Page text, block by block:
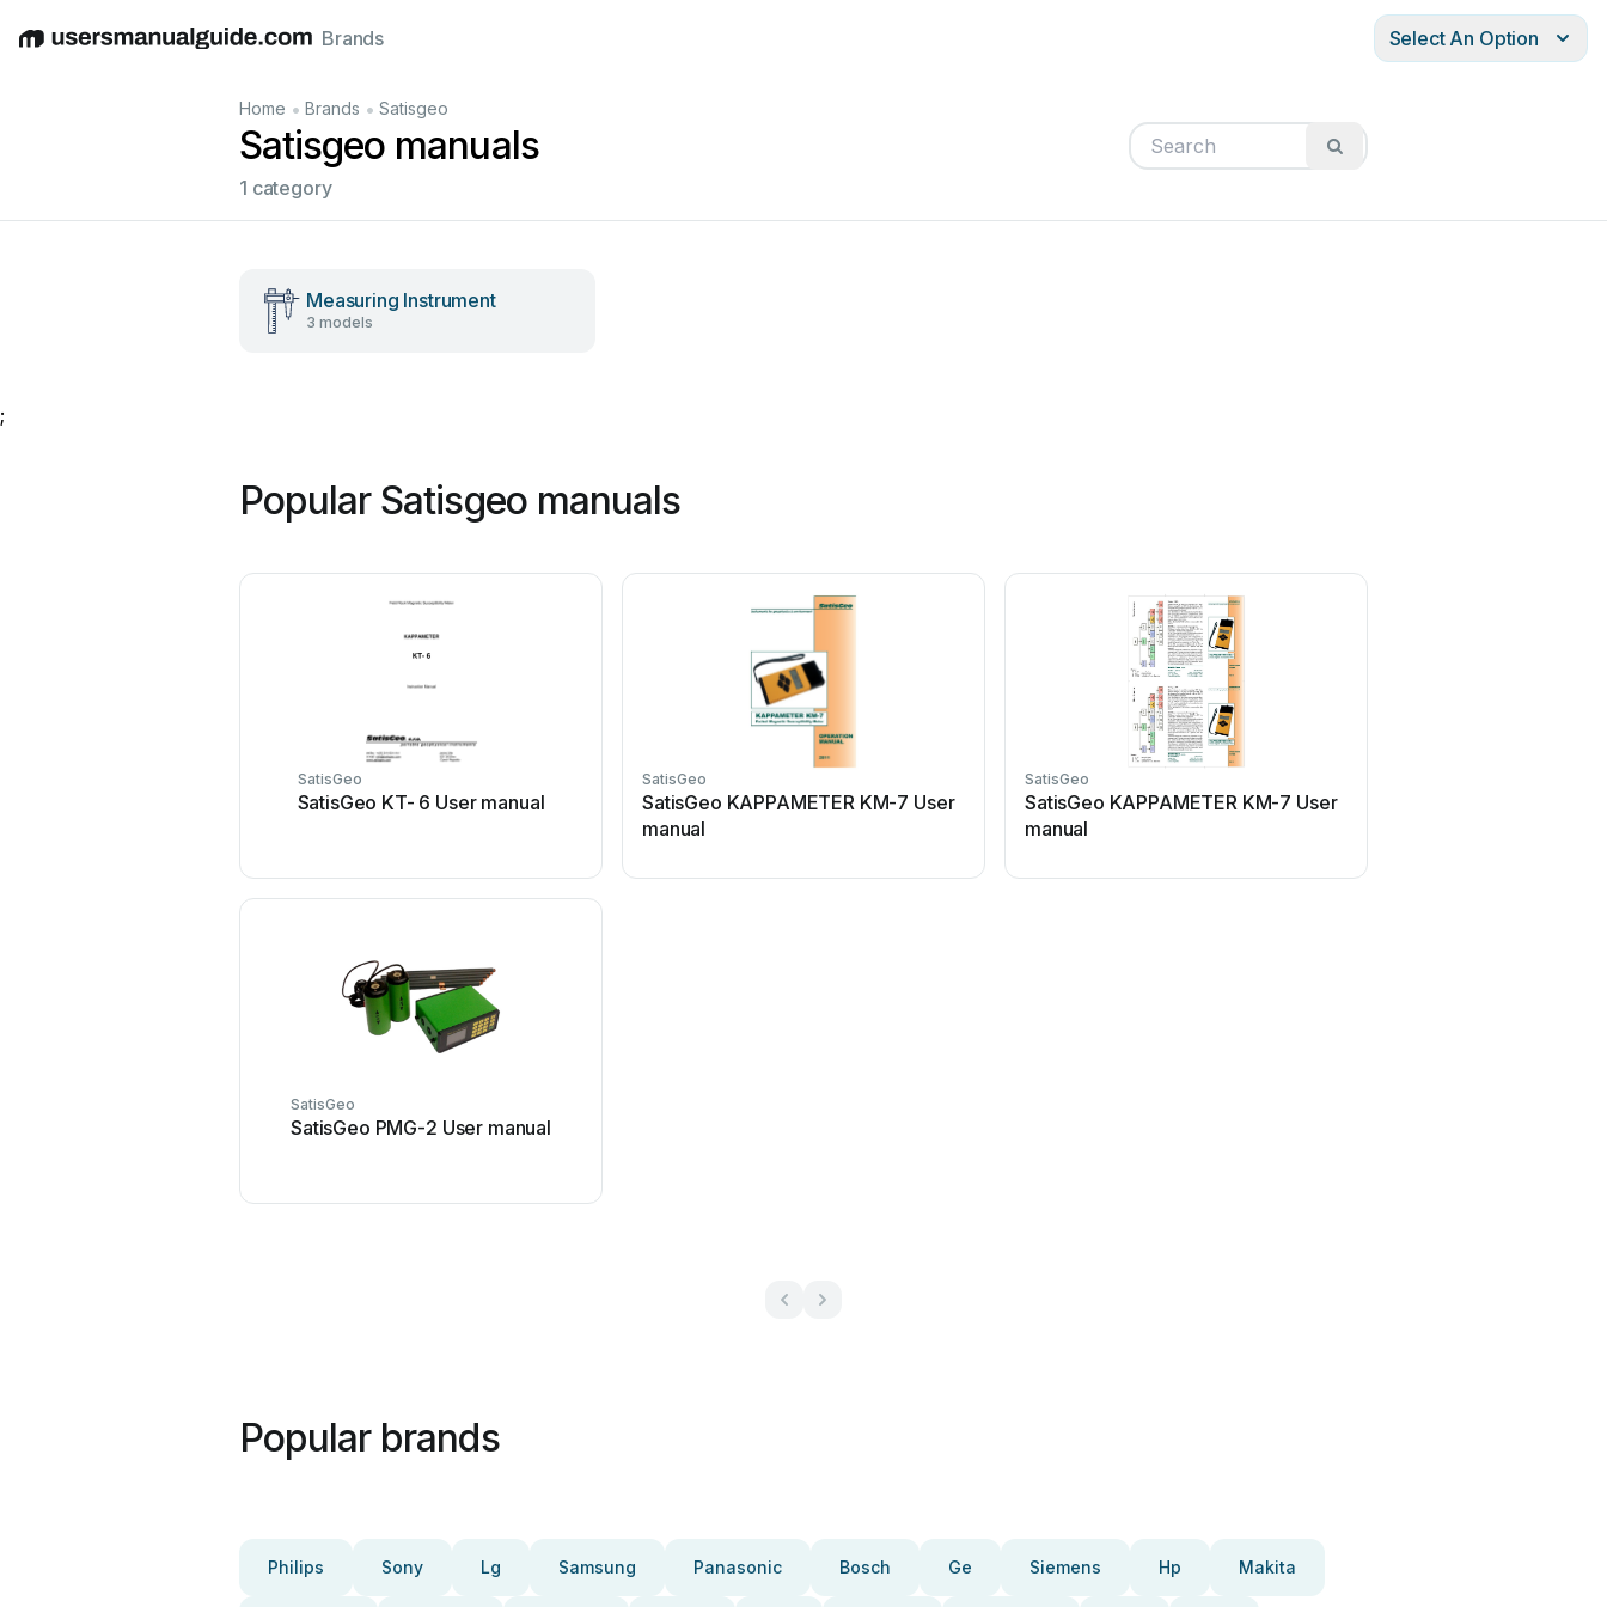
EnglishDeutschEspañolItalianoFrançais
Brands Select An Option
Home • Brands • Satisgeo
Satisgeo manuals
1 category
Measuring Instrument
3 models
;
Popular Satisgeo manuals
SatisGeo
SatisGeo KT- 6 User manual
SatisGeo
SatisGeo KAPPAMETER KM-7 User
manual
SatisGeo
SatisGeo KAPPAMETER KM-7 User
manual
SatisGeo
SatisGeo PMG-2 User manual
Popular brands
Philips Sony Lg Samsung Panasonic Bosch Ge Siemens Hp Makita